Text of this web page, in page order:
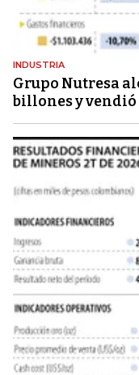
INDUSTRIA
Grupo Nutresa
billones y vendió